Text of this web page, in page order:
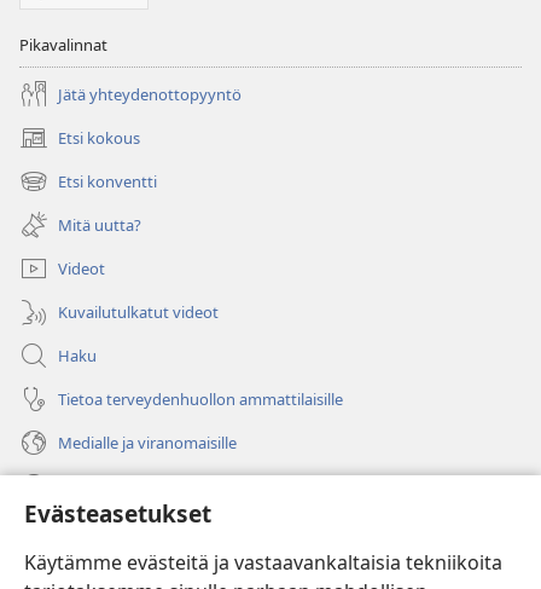
Evästeasetukset
Käytämme evästeitä ja vastaavankaltaisia tekniikoita
Pikavalinnat
Jätä yhteydenottopyyntö
Etsi kokous
(avaa
uuden
ikkunan)
Etsi konventti
(avaa
uuden
ikkunan)
Mitä uutta?
Videot
Kuvailutulkatut videot
Haku
Tietoa terveydenhuollon ammattilaisille
Medialle ja viranomaisille
(avaa
uuden